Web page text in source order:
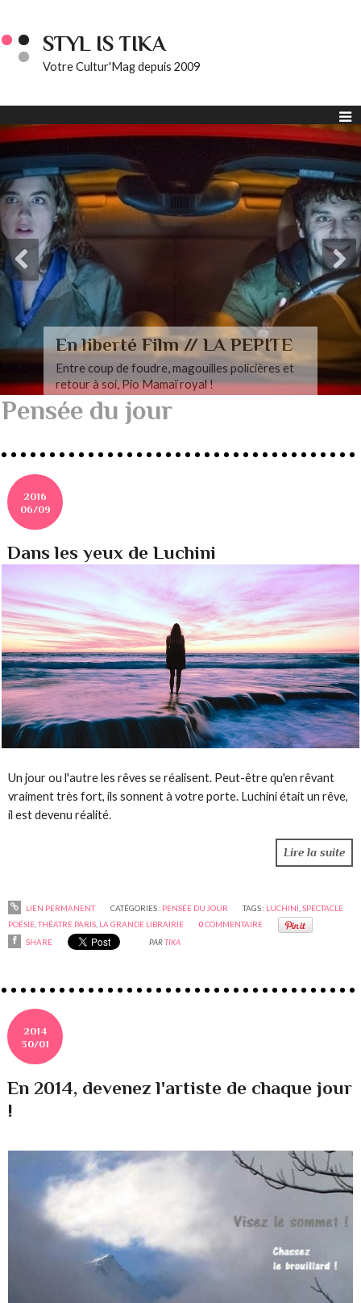
STYL IS TIKA
Votre Cultur'Mag depuis 2009
En liberté Film // LA PEPITE
Entre coup de foudre, magouilles policières et
retour à soi, Pio Mamaï royal !
Pensée du jour
2016
06/09
Dans les yeux de Luchini
Un jour ou l'autre les rêves se réalisent. Peut-être qu'en rêvant
vraiment très fort, ils sonnent à votre porte. Luchini était un rêve,
il est devenu réalité.
Lire la suite
LIEN PERMANENT CATÉGORIES : PENSÉE DU JOUR TAGS : LUCHINI SPECTACLE
POÉSIE ,THÉATRE PARIS LA GRANDE LIBRAIRIE 0COMMENTAIRE
SHARE
PARTIKA
2014
30/01
En 2014, devenez l'artiste de chaque jour
!